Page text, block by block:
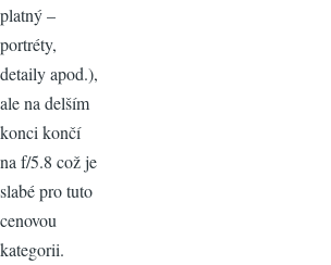
platný –
portréty,
detaily apod.),
ale na delším
konci končí
na f/5.8 což je
slabé pro tuto
cenovou
kategorii.